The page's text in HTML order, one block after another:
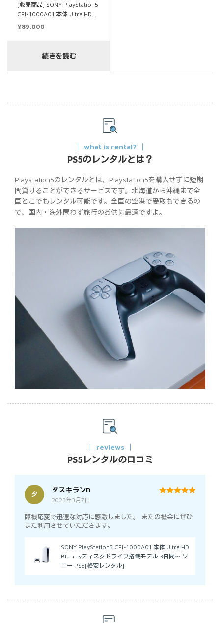
[販売商品] SONY PlayStation5
CFI-1000A01 本体 Ultra HD…
¥89,000
続きを読む
what is rental?
PS5のレンタルとは？
Playstation5のレンタルとは、Playstation5を購入せずに短期
間貸りることができるサービスです。北海道から沖縄まで全
国どこでもレンタル可能です。全国の空港で受取もできるの
で、国内・海外問わず旅行のお供に最適ですよ。
reviews
PS5レンタルの口コミ
タ
タスキランD
2023年3月7日
臨機応変で迅速な対応に感激しました。 またの機会にぜひ
また利用させていただきます。
SONY PlayStation5 CFI-1000A01 本体 Ultra HD
Blu-rayディスクドライブ搭載モデル 3日間～ ソ
ニー PS5[格安レンタル]